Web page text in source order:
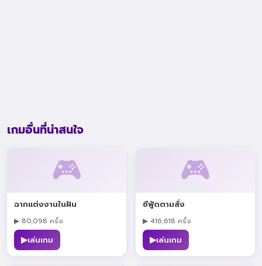
เกมอื่นที่น่าสนใจ
🎮
ฉากแต่งงานในฝัน
▶ 80,098 ครั้ง
▶เล่นเกม
🎮
ซีฟู้ดตามสั่ง
▶ 416,618 ครั้ง
▶เล่นเกม